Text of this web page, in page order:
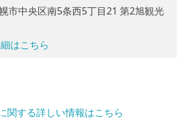
市中央区南5条西5丁目21 第2旭観光
はこちら
関する詳しい情報はこちら